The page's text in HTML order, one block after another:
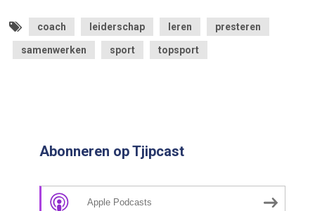
coach leiderschap leren presteren
samenwerken sport topsport
Abonneren op Tjipcast
Apple Podcasts